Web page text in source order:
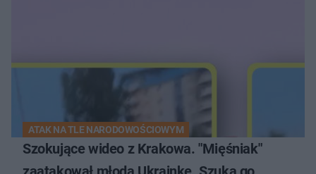
ATAK NA TLE NARODOWOŚCIOWYM
Szokujące wideo z Krakowa. "Mięśniak"